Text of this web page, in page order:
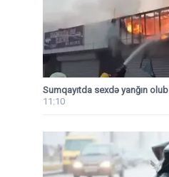
Sumqayıtda sexdə yanğın olub
11:10